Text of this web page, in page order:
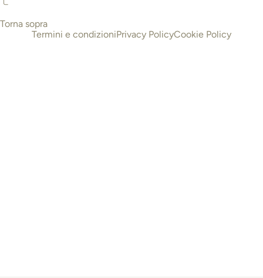
Torna sopra
Termini e condizioniPrivacy PolicyCookie Policy